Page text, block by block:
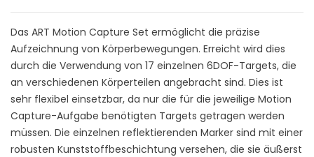
Das ART Motion Capture Set ermöglicht die präzise
Aufzeichnung von Körperbewegungen. Erreicht wird dies
durch die Verwendung von 17 einzelnen 6DOF-Targets, die
an verschiedenen Körperteilen angebracht sind. Dies ist
sehr flexibel einsetzbar, da nur die für die jeweilige Motion
Capture-Aufgabe benötigten Targets getragen werden
müssen. Die einzelnen reflektierenden Marker sind mit einer
robusten Kunststoffbeschichtung versehen, die sie äußerst